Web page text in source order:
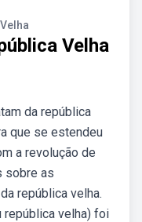
Velha
da república
que se estendeu
a revolução de
sobre as
república velha.
república velha) foi